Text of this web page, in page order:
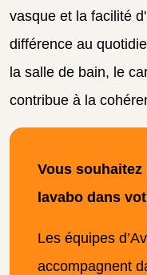
vasque et la facilité
différence au
la salle de bain, le
contribue à la
Vous souhaitez
lavabo dans
Les équipes
accompagnent